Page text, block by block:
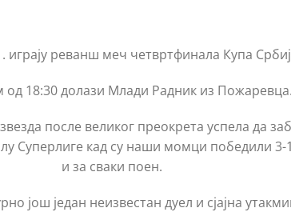
реванш меч четвртфинала Купа
од 18:30 долази Млади Радник из Пожаревца.
после великог преокрета успела да
Суперлиге кад су наши момци победили 3-
и за сваки поен.
још један неизвестан дуел и сјајна